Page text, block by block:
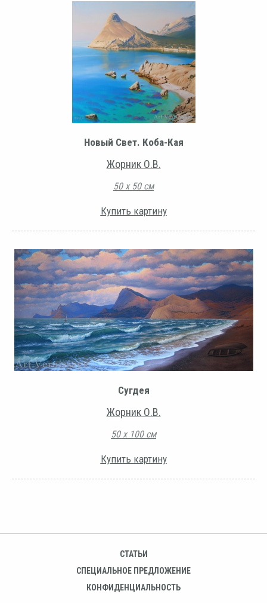
Новый Свет. Коба-Кая
Жорник О.В.
50 х 50 см
Купить картину
Сугдея
Жорник О.В.
50 х 100 см
Купить картину
СТАТЬИ
СПЕЦИАЛЬНОЕ ПРЕДЛОЖЕНИЕ
КОНФИДЕНЦИАЛЬНОСТЬ